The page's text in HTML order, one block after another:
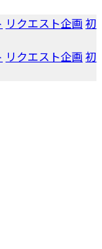
リクエスト企画 初
リクエスト企画 初